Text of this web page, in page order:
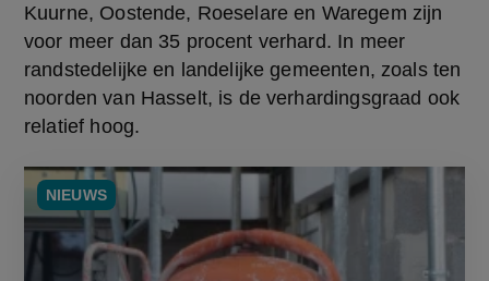
Kuurne, Oostende, Roeselare en Waregem zijn
voor meer dan 35 procent verhard. In meer
randstedelijke en landelijke gemeenten, zoals ten
noorden van Hasselt, is de verhardingsgraad ook
relatief hoog.
NIEUWS